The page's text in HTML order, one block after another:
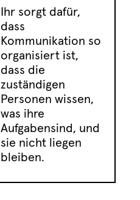
Ihr sorgt dafür,
dass
Kommunikation so
organisiert ist,
dass die
zuständigen
Personen wissen,
was ihre
Aufgabensind, und
sie nicht liegen
bleiben.